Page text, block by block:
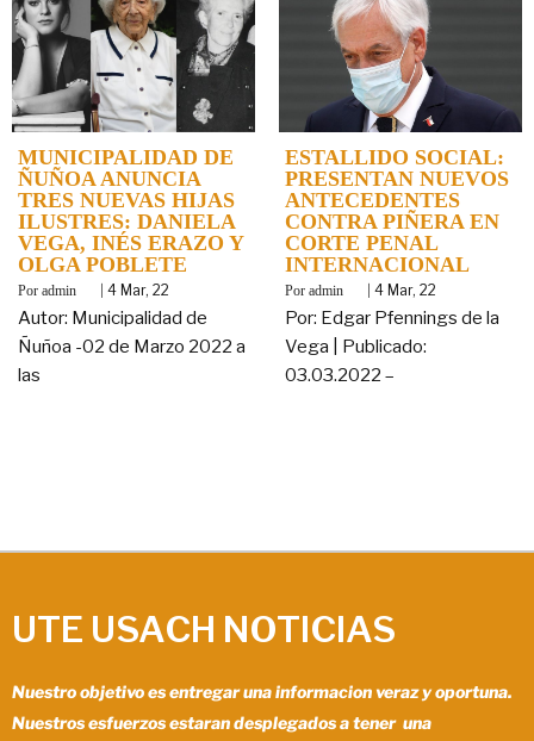
MUNICIPALIDAD DE
ÑUÑOA ANUNCIA
TRES NUEVAS HIJAS
ILUSTRES: DANIELA
VEGA, INÉS ERAZO Y
OLGA POBLETE
By admin | 4 Mar, 22
Autor: Municipalidad de
Ñuñoa -02 de Marzo 2022 a
las
ESTALLIDO SOCIAL:
PRESENTAN NUEVOS
ANTECEDENTES
CONTRA PIÑERA EN
CORTE PENAL
INTERNACIONAL
By admin | 4 Mar, 22
Por: Edgar Pfennings de la
Vega | Publicado:
03.03.2022 –
UTE USACH NOTICIAS
Nuestro objetivo es entregar una informacion veraz y oportuna.
Nuestros esfuerzos estaran desplegados a tener una